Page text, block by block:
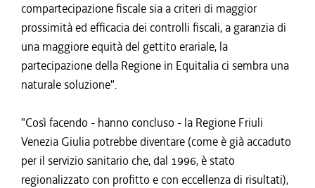
compartecipazione fiscale sia a criteri di maggior
prossimità ed efficacia dei controlli fiscali, a garanzia di
una maggiore equità del gettito erariale, la
partecipazione della Regione in Equitalia ci sembra una
naturale soluzione".
"Così facendo - hanno concluso - la Regione Friuli
Venezia Giulia potrebbe diventare (come è già accaduto
per il servizio sanitario che, dal 1996, è stato
regionalizzato con profitto e con eccellenza di risultati),